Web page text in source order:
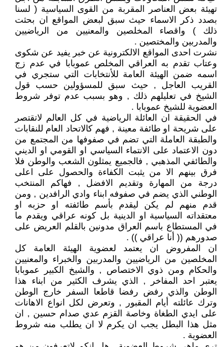
تهيئة بعض العناصر المقربة من القوى السياسية ( لسنا
بصدد ذكر الاسماء حيث سبق لبعض المواقع ان بحثت
ذلك ) واقصاء المخلصين والمعنيين من الرياضيين
والمدربين والمختصين .
نشرت احدى المواقع الالكترونية عن خبر يفيد عن شكوى
وعتاب تقدم به العراقي المخلص عموبابا في عدم زج
اسمه ضمن الهيئة العامة للأنتخابات التي ستجري في
القريب العاجل , حيث سبق للمسؤولين حسب قول
الشيخ في تعليلهم ذلك , وهو بسبب عدم توفر شروط
العضوية للشيخ عموبابا .
في الحقيقة ان العائلة الرياضية في كل العالم لاتقتصر
على شريحة او طائفة معينة , فهم كالاتحاد العام للنقابات
والطبقة العاملة التي تضم في صفوفها من المجتمع من
دون الاعتماد على الانتماء السياسي او القومي او الديني
والطائفي المذهبي , فالجميع يمثلون الشعب والوطن فلا
فرق بينهم الا من يثبت الكفاءة والحصول على اعلى
درجة من المهارة وتقديم الافضل , فهاكم المنتخب
الوطني الذي يضم في صفوفه ابناء وادي الرافدين , ومن
قدم منهم لم يكن ليقدم بأسم طائفته او حزبه او
معتقداته السياسية او الدينية بل كونه عراقي ويقدم ما
في المستطاع باسم العراق مدونين بالقلم العريض على
صدورهم (( أنا عراقي )) .
ان المفروض ان يعتمد لعضوية الهيئة العامة كل
المخلصين من الرياضيين والمدربين والخبراء والمعنيين
والحكام ومن ذوي الاختصاص , والشيخ الكبير عموبابا
يعتبر احد المفاخر , الذي يشرف الكثير من ابناء هذا
الوطن والذي رفض رفضا قاطعا السفر خارج الوطن
وترك عائلته أيام المقبور , وتعرض لكل انواع الاهانات
على ايدي الطغاة وخاصة القزم عدي صدام حسين , ان
مثل هذا البطل يجب ان يكرم لا ان يطلب منه شروط
العضوية .